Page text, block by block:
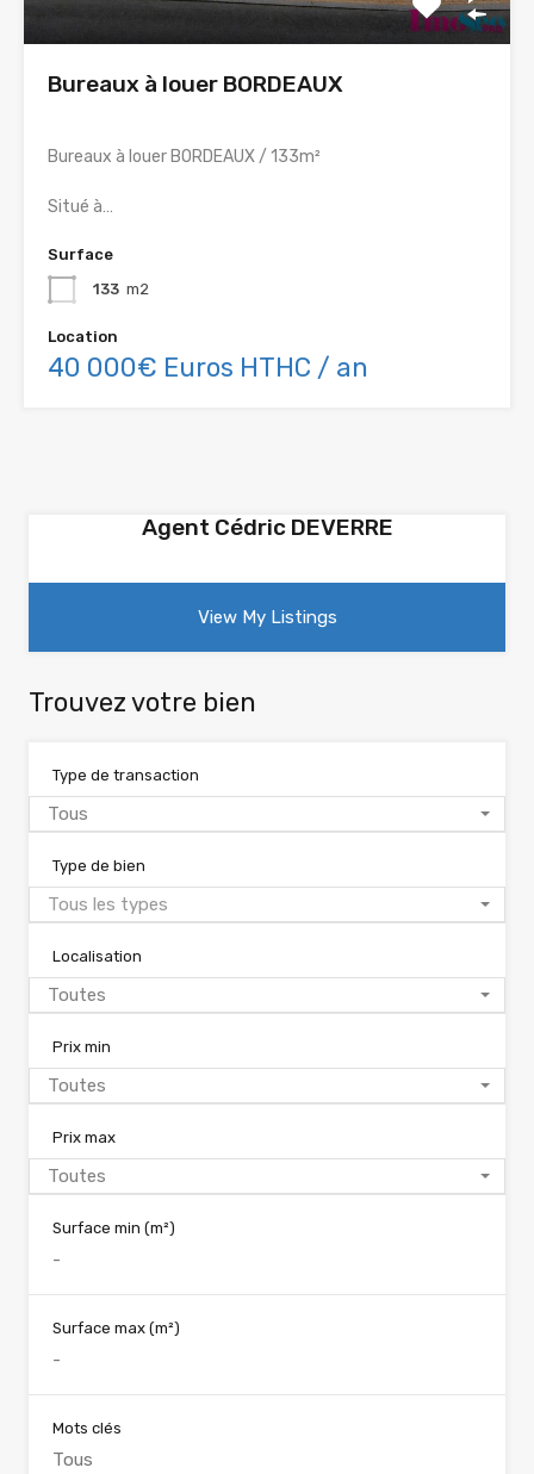
Bureaux à louer BORDEAUX
Bureaux à louer BORDEAUX / 133m²
Situé à…
Surface
133 m2
Location
40 000€ Euros HTHC / an
Agent Cédric DEVERRE
View My Listings
Trouvez votre bien
Type de transaction
Tous
Type de bien
Tous les types
Localisation
Toutes
Prix min
Toutes
Prix max
Toutes
Surface min (m²)
Surface max (m²)
Mots clés